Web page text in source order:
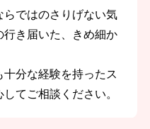
ではのさりげない気
き届いた、きめ細か
分な経験を持ったス
てご相談ください。